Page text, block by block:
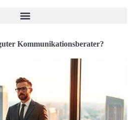
Kommunikationsberater?